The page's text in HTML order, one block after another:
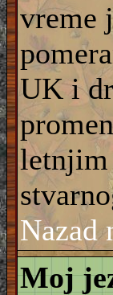
vreme
UK i
letnjim
Nazad
Moj